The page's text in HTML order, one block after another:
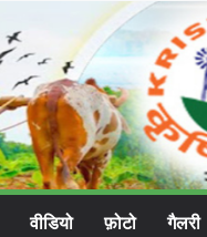
वीडियो फ़ोटो गैलरी